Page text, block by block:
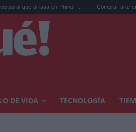
arrasa en Primor ... Comprar arte en subasta:
DE VIDA TECNOLOGÍA